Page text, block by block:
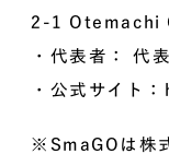
2-1 Otemachi
・代表者： 代
・公式サイト
※SmaGOは株